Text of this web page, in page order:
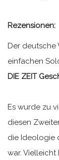
Rezensionen:
Der deutsche
einfachen
DIE ZEIT
Es wurde zu
diesen
die Ideologie
war. Vielleicht